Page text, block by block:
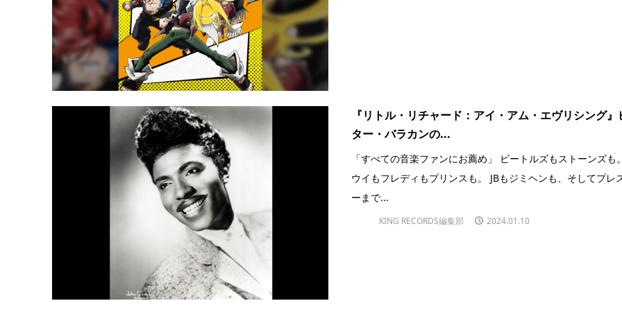
『リトル・リチャード：アイ・アム・エヴリシング』
ター・バラカンの...
「すべての音楽ファンにお薦め」 ビートルズもストーンズも
ウイもフレディもプリンスも。 JBもジミヘンも、そしてプレ
ーまで...
KING RECORDS編集部 2024.01.10